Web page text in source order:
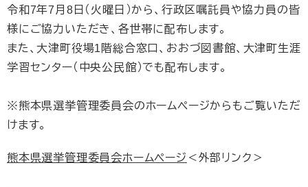
令和7年7月8日（火曜日）から、行政区嘱託員や協力員の皆
様にご協力いただき、各世帯に配布します。
また、大津町役場1階総合窓口、おおづ図書館、大津町生涯
学習センター（中央公民館）でも配布します。
※熊本県選挙管理委員会のホームページからもご覧いただ
けます。
熊本県選挙管理委員会ホームページ ＜外部リンク＞